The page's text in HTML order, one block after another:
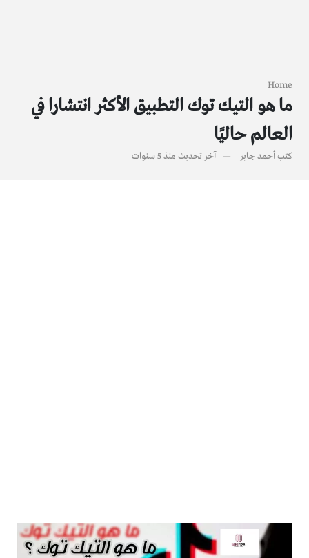
Home
ما هو التيك توك التطبيق الأكثر انتشارا في
العالم حاليًا
كتبأحمد جابر آخر تحديث منذ 5 سنوات